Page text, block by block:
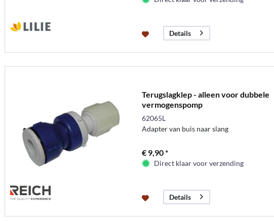
Details
Terugslagklep - alleen voor dubbele
vermogenspomp
62065L
Adapter van buis naar slang
€ 9,90 *
Direct klaar voor verzending
Details